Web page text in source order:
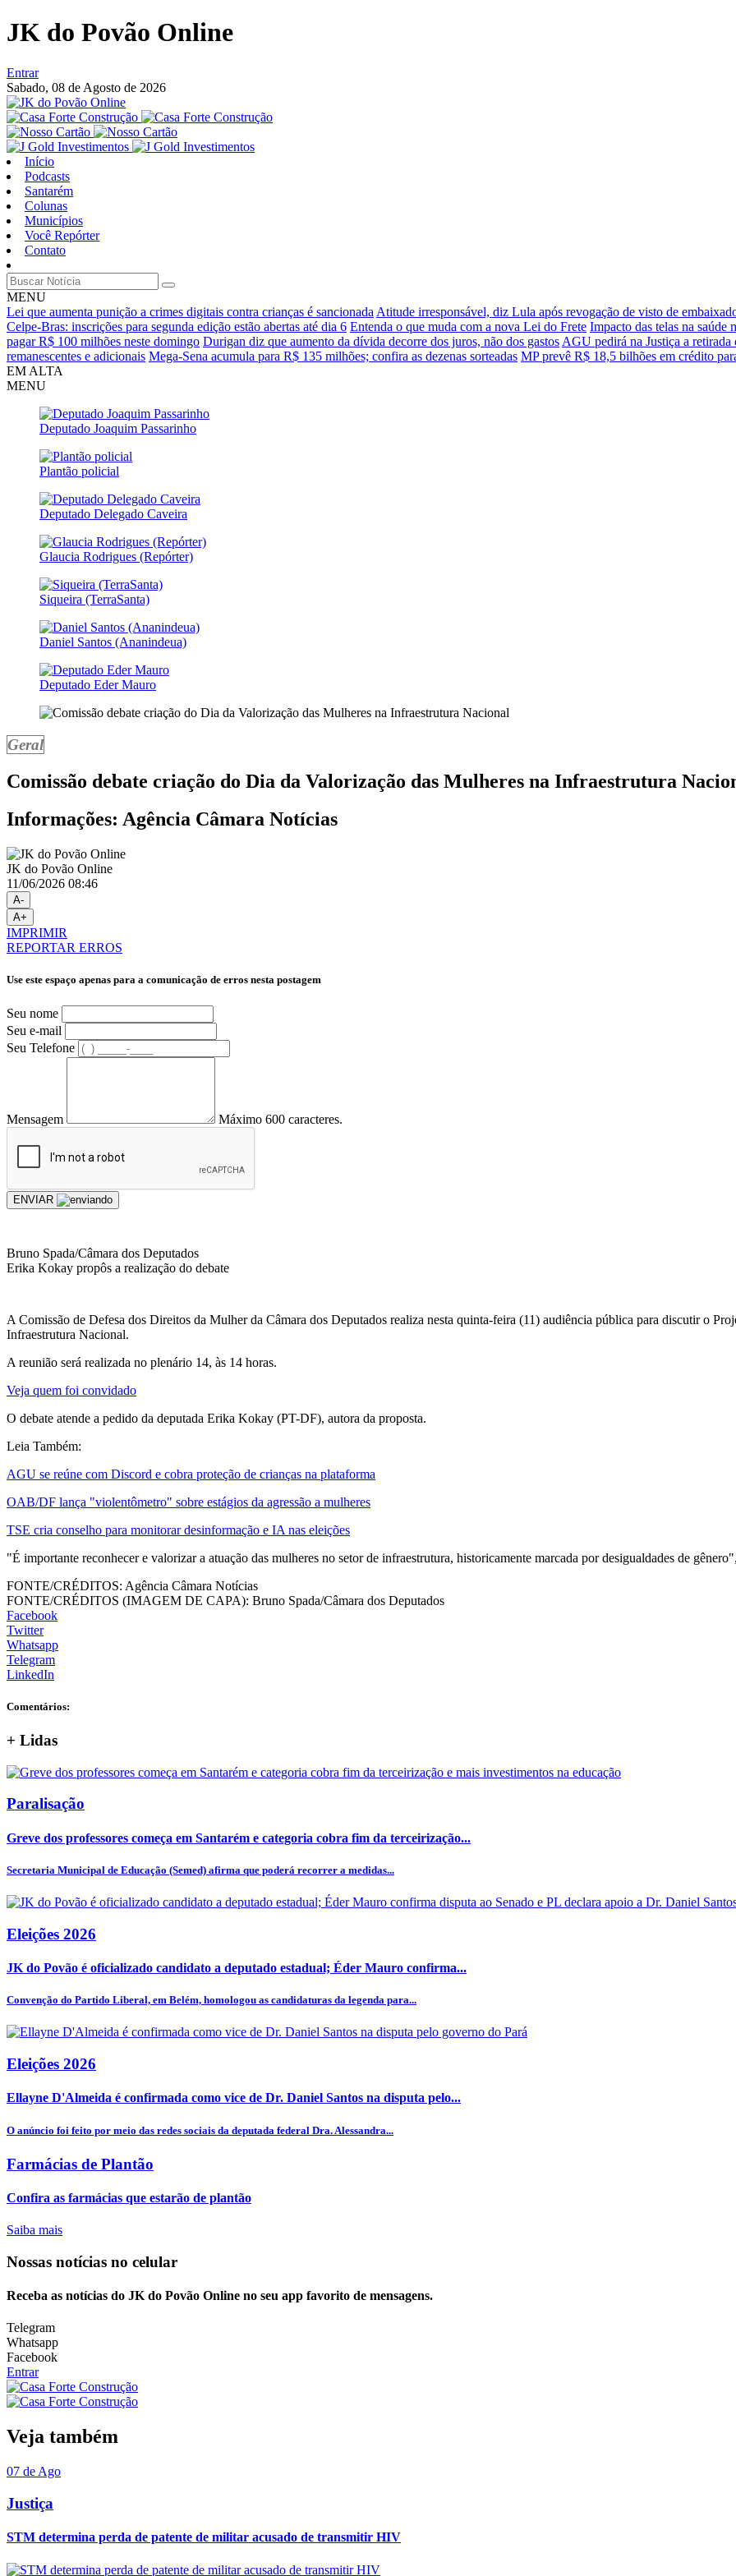
JK do Povão Online
Entrar
Sabado, 08 de Agosto de 2026
Início
Podcasts
Santarém
Colunas
Municípios
Você Repórter
Contato
MENU
Lei que aumenta punição a crimes digitais contra crianças é sancionada Atitude irresponsável, diz Lula após revogação de visto de
Celpe-Bras: inscrições para segunda edição estão abertas até dia 6 Entenda o que muda com a nova Lei do Frete Impacto das telas na saúde
pagar R$ 100 milhões neste domingo Durigan diz que aumento da dívida decorre dos juros, não dos gastos AGU pedirá na Justiça a
remanescentes e adicionais Mega-Sena acumula para R$ 135 milhões; confira as dezenas sorteadas MP prevê R$ 18,5 bilhões em crédito
EM ALTA
MENU
Deputado Joaquim Passarinho
Plantão policial
Deputado Delegado Caveira
Glaucia Rodrigues (Repórter)
Siqueira (TerraSanta)
Daniel Santos (Ananindeua)
Deputado Eder Mauro
Geral
Comissão debate criação do Dia da Valorização das Mulheres na Infraestrutura
Informações: Agência Câmara Notícias
JK do Povão Online
11/06/2026 08:46
A-
A+
IMPRIMIR
REPORTAR ERROS
Use este espaço apenas para a comunicação de erros nesta postagem
Seu nome
Seu e-mail
Seu Telefone
Mensagem Máximo 600 caracteres.
ENVIAR
Bruno Spada/Câmara dos Deputados
Erika Kokay propôs a realização do debate
A Comissão de Defesa dos Direitos da Mulher da Câmara dos Deputados realiza nesta quinta-feira (11) audiência pública para discutir o
Infraestrutura Nacional.
A reunião será realizada no plenário 14, às 14 horas.
Veja quem foi convidado
O debate atende a pedido da deputada Erika Kokay (PT-DF), autora da proposta.
Leia Também:
AGU se reúne com Discord e cobra proteção de crianças na plataforma
OAB/DF lança "violentômetro" sobre estágios da agressão a mulheres
TSE cria conselho para monitorar desinformação e IA nas eleições
"É importante reconhecer e valorizar a atuação das mulheres no setor de infraestrutura, historicamente marcada por desigualdades de
FONTE/CRÉDITOS: Agência Câmara Notícias
FONTE/CRÉDITOS (IMAGEM DE CAPA): Bruno Spada/Câmara dos Deputados
Facebook
Twitter
Whatsapp
Telegram
LinkedIn
Comentários:
+ Lidas
Paralisação
Greve dos professores começa em Santarém e categoria cobra fim da terceirização...
Secretaria Municipal de Educação (Semed) afirma que poderá recorrer a medidas...
Eleições 2026
JK do Povão é oficializado candidato a deputado estadual; Éder Mauro confirma...
Convenção do Partido Liberal, em Belém, homologou as candidaturas da legenda para...
Eleições 2026
Ellayne D'Almeida é confirmada como vice de Dr. Daniel Santos na disputa pelo...
O anúncio foi feito por meio das redes sociais da deputada federal Dra. Alessandra...
Farmácias de Plantão
Confira as farmácias que estarão de plantão
Saiba mais
Nossas notícias no celular
Receba as notícias do JK do Povão Online no seu app favorito de mensagens.
Telegram
Whatsapp
Facebook
Entrar
Veja também
07 de Ago
Justiça
STM determina perda de patente de militar acusado de transmitir HIV